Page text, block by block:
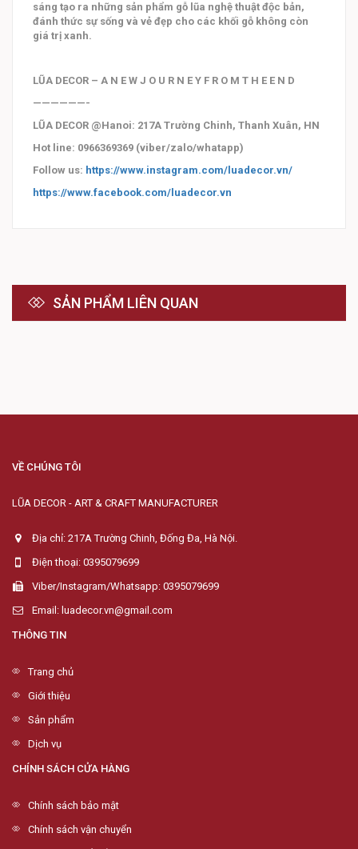
sáng tạo ra những sản phẩm gỗ lũa nghệ thuật độc bản,
đánh thức sự sống và vẻ đẹp cho các khối gỗ không còn
giá trị xanh.
LŨA DECOR – A N E W J O U R N E Y F R O M T H E E N D
——————-
LŨA DECOR @Hanoi: 217A Trường Chinh, Thanh Xuân, HN
Hot line: 0966369369 (viber/zalo/whatapp)
Follow us: https://www.instagram.com/luadecor.vn/
https://www.facebook.com/luadecor.vn
SẢN PHẨM LIÊN QUAN
VỀ CHÚNG TÔI
LŨA DECOR - ART & CRAFT MANUFACTURER
Địa chỉ: 217A Trường Chinh, Đống Đa, Hà Nội.
Điện thoại: 0395079699
Viber/Instagram/Whatsapp: 0395079699
Email: luadecor.vn@gmail.com
THÔNG TIN
Trang chủ
Giới thiệu
Sản phẩm
Dịch vụ
CHÍNH SÁCH CỬA HÀNG
Chính sách bảo mật
Chính sách vận chuyển